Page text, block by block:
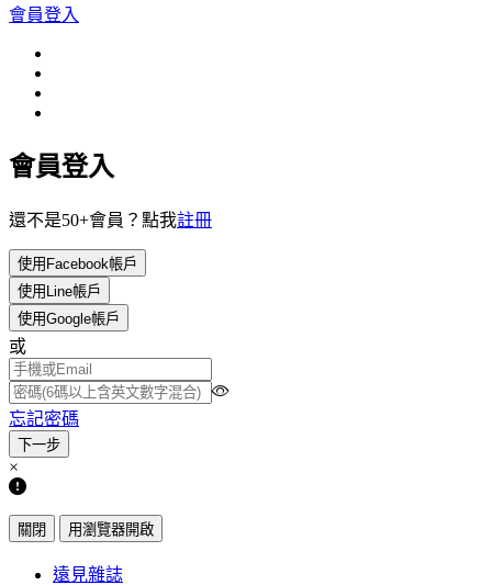
會員登入
會員登入
還不是50+會員？點我註冊
使用Facebook帳戶
使用Line帳戶
使用Google帳戶
或
忘記密碼
×
關閉 用瀏覽器開啟
遠見雜誌